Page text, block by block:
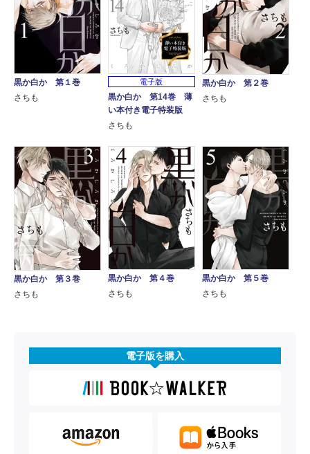
黒か白か 第１巻
さちも
電子版
黒か白か 第14巻 薄
い本付き電子特装版
さちも
黒か白か 第２巻
さちも
黒か白か 第３巻
さちも
黒か白か 第４巻
さちも
黒か白か 第５巻
さちも
電子版を購入